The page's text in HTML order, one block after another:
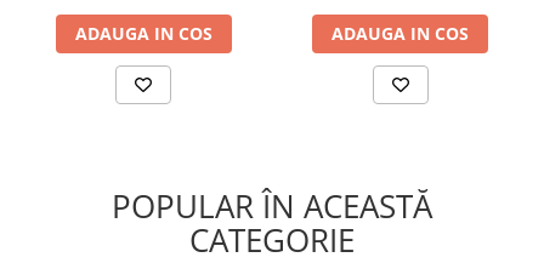
ADAUGA IN COS ADAUGA IN COS
POPULAR ÎN ACEASTĂ
CATEGORIE